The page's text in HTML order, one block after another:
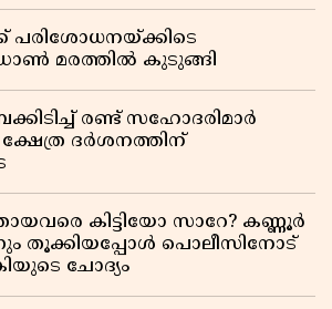
പരിശോധനയ്ക്കിടെ
മരത്തിൽ കുടുങ്ങി
രണ്ട് സഹോദരിമാർ
ദർശനത്തിന്
കിട്ടിയോ സാറേ? കണ്ണൂർ
തൂക്കിയപ്പോൾ പൊലീസിനോട്
ചോദ്യം